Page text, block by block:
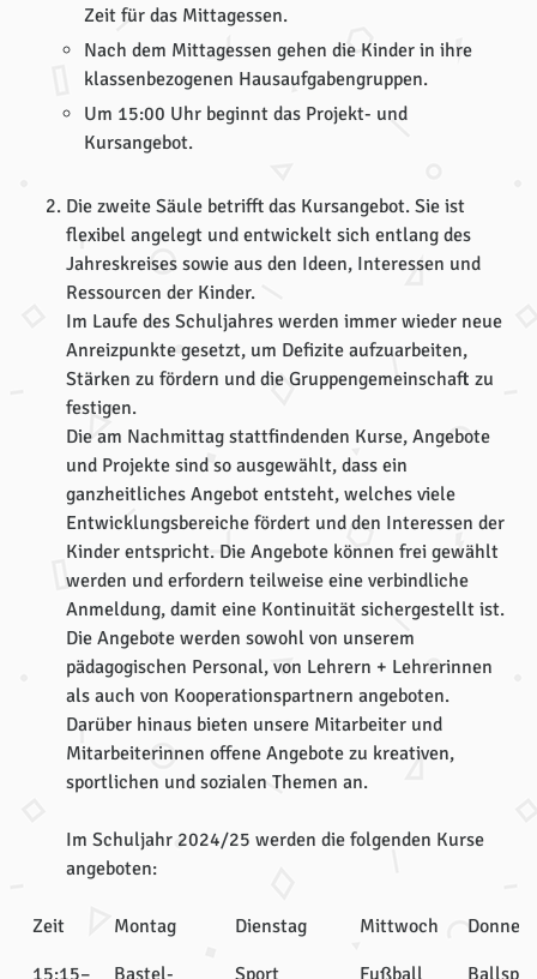
Zeit für das Mittagessen.
Nach dem Mittagessen gehen die Kinder in ihre
klassenbezogenen Hausaufgabengruppen.
Um 15:00 Uhr beginnt das Projekt- und
Kursangebot.
Die zweite Säule betrifft das Kursangebot. Sie ist
flexibel angelegt und entwickelt sich entlang des
Jahreskreises sowie aus den Ideen, Interessen und
Ressourcen der Kinder.
Im Laufe des Schuljahres werden immer wieder neue
Anreizpunkte gesetzt, um Defizite aufzuarbeiten,
Stärken zu fördern und die Gruppengemeinschaft zu
festigen.
Die am Nachmittag stattfindenden Kurse, Angebote
und Projekte sind so ausgewählt, dass ein
ganzheitliches Angebot entsteht, welches viele
Entwicklungsbereiche fördert und den Interessen der
Kinder entspricht. Die Angebote können frei gewählt
werden und erfordern teilweise eine verbindliche
Anmeldung, damit eine Kontinuität sichergestellt ist.
Die Angebote werden sowohl von unserem
pädagogischen Personal, von Lehrern + Lehrerinnen
als auch von Kooperationspartnern angeboten.
Darüber hinaus bieten unsere Mitarbeiter und
Mitarbeiterinnen offene Angebote zu kreativen,
sportlichen und sozialen Themen an.
Im Schuljahr 2024/25 werden die folgenden Kurse
angeboten:
Zeit Montag Dienstag Mittwoch
15:15–
Bastel- Sport Fußball